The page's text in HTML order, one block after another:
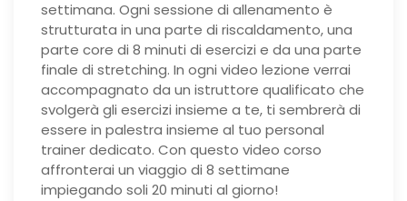
settimana. Ogni sessione di allenamento è
strutturata in una parte di riscaldamento, una
parte core di 8 minuti di esercizi e da una parte
finale di stretching. In ogni video lezione verrai
accompagnato da un istruttore qualificato che
svolgerà gli esercizi insieme a te, ti sembrerà di
essere in palestra insieme al tuo personal
trainer dedicato. Con questo video corso
affronterai un viaggio di 8 settimane
impiegando soli 20 minuti al giorno!